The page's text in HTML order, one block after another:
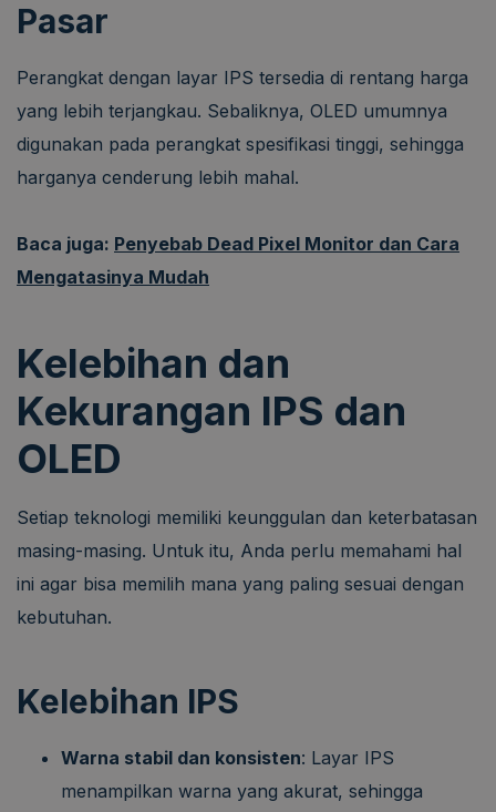
Pasar
Perangkat dengan layar IPS tersedia di rentang harga
yang lebih terjangkau. Sebaliknya, OLED umumnya
digunakan pada perangkat spesifikasi tinggi, sehingga
harganya cenderung lebih mahal.
Baca juga: Penyebab Dead Pixel Monitor dan Cara
Mengatasinya Mudah
Kelebihan dan
Kekurangan IPS dan
OLED
Setiap teknologi memiliki keunggulan dan keterbatasan
masing-masing. Untuk itu, Anda perlu memahami hal
ini agar bisa memilih mana yang paling sesuai dengan
kebutuhan.
Kelebihan IPS
Warna stabil dan konsisten: Layar IPS
menampilkan warna yang akurat, sehingga